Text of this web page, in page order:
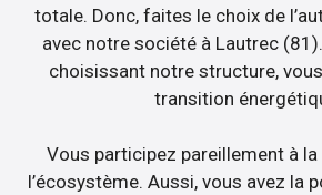
totale. Donc, faites le choix de
avec notre société à Lautrec
choisissant notre structure,
transition
Vous participez pareillement à
l’écosystème. Aussi, vous avez la